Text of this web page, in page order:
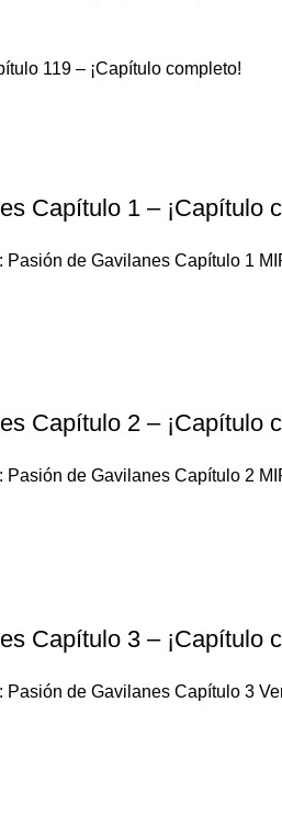
119 – ¡Capítulo completo!
Capítulo 1 – ¡Capítulo
Pasión de Gavilanes Capítulo 1
Capítulo 2 – ¡Capítulo
Pasión de Gavilanes Capítulo 2
Capítulo 3 – ¡Capítulo
Pasión de Gavilanes Capítulo 3